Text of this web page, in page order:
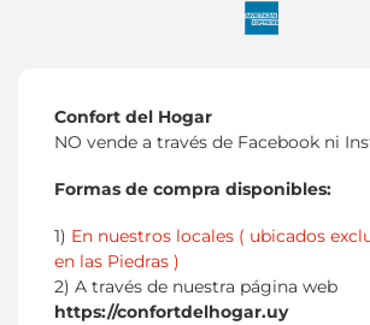
Confort del Hogar
NO vende a través de Facebook ni
Formas de compra disponibles:
1) En nuestros locales ( ubicados
en las Piedras )
2) A través de nuestra página web
https://confortdelhogar.uy